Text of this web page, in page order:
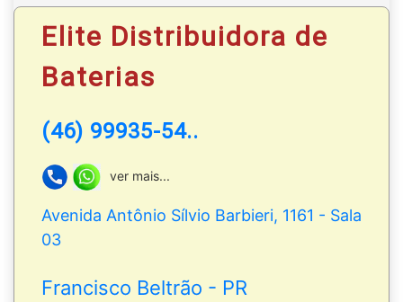
Elite Distribuidora de
Baterias
(46) 99935-54..
ver mais...
Avenida Antônio Sílvio Barbieri, 1161 - Sala
03
Francisco Beltrão - PR